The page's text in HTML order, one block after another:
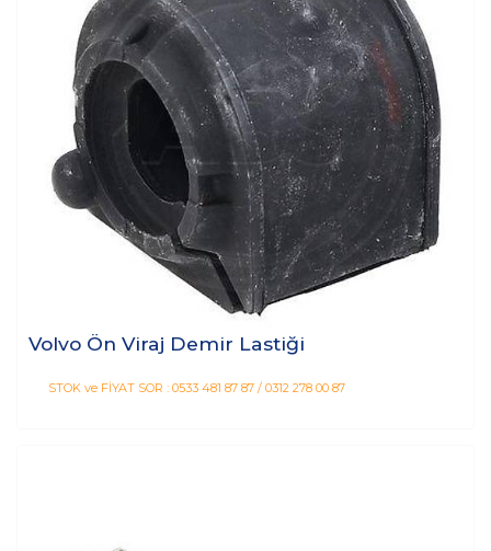
Volvo Ön Viraj Demir Lastiği
STOK ve FİYAT SOR : 0533 481 87 87 / 0312 278 00 87